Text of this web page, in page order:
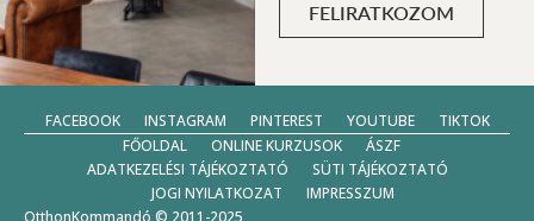
FELIRATKOZOM
FACEBOOK INSTAGRAM PINTEREST YOUTUBE
TIKTOK
FŐOLDAL
ONLINE KURZUSOK
ÁSZF
ADATKEZELÉSI TÁJÉKOZTATÓ
SÜTI TÁJÉKOZTATÓ
JOGI NYILATKOZAT
IMPRESSZUM